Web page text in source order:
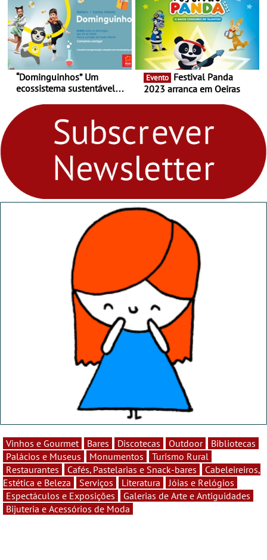
“Dominguinhos” Um
ecossistema sustentável
fores - Atelier de Educação
Ambiental nos
“Dominguinhos” de 23 de
Evento
2023 arranca em Oeiras
Vinhos e Gourmet Bares Discotecas Outdoor
Bibliotecas
Palácios e Museus
Monumentos
Turismo Rural
Restaurantes
Cafés, Pastelarias e Snack-bares
Cabeleireiros,
Estética e Beleza
Serviços Literatura
Jóias e Relógios
Espectáculos e Exposições
Galerias de Arte e Antiguidades
Bijuteria e Acessórios de Moda